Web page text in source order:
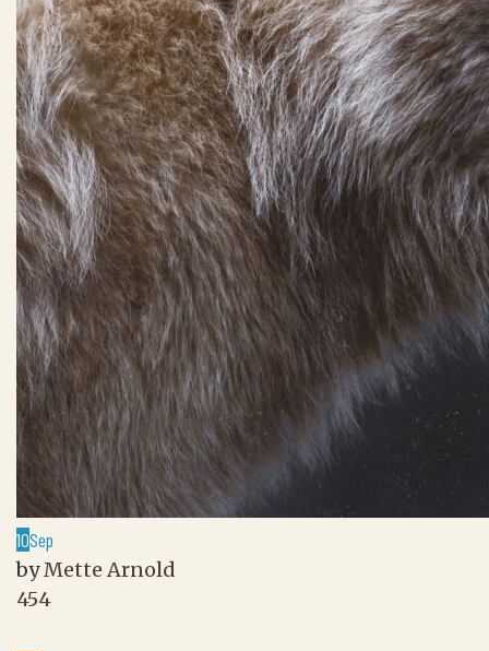
10Sep
byMette Arnold
454